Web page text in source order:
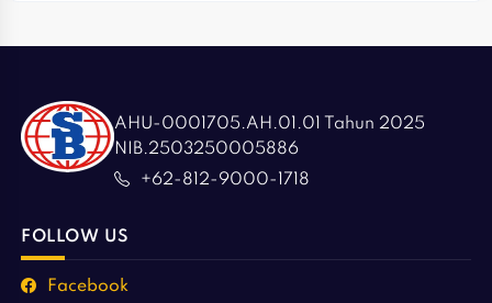
AHU-0001705.AH.01.01 Tahun 2025
NIB.2503250005886
+62-812-9000-1718
FOLLOW US
Facebook